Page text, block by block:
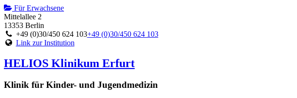
Für Erwachsene
Mittelallee 2
13353 Berlin
+49 (0)30/450 624 103+49 (0)30/450 624 103
Link zur Institution
HELIOS Klinikum Erfurt
Klinik für Kinder- und Jugendmedizin